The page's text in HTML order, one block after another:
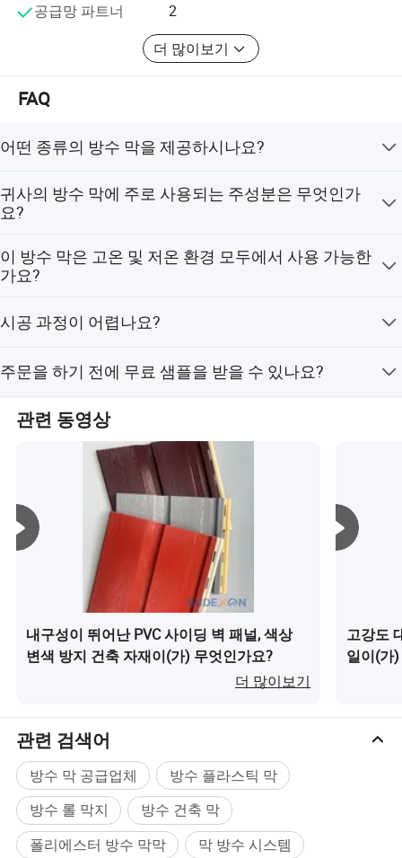
자가 접착성 역청 멤브레인
접착식 비투멘 막은 고무 재질의 폴리머로 개조된 역청(아스팔트)으
로 만들어진 방수 시트 유형입니다.
껍질을 벗기고 스틱을 장착하기만 하면 됩니다.
냉기 사용: 화염, 난방 또는 중장비 불필요 - 민감한 부위 또는 밀폐된
공간에 적합.
유연성: 복잡한 모양과 세부 사항을 맞출 수 있습니다.
코어: 수정된 비트(SBS 또는 앱과 함께 하는 경우가 많음).
SBS 수정 역청 멤브레인
유연성: SBS는 멤브레인 고무와 같은 유연성을 제공하여 건물 이동
또는 을 확장하고 수축할 수 있습니다
균열 없이 온도가 변합니다.
방수:평면 지붕과 지하에서 흔히 사용되는 뛰어난 방수 장벽을 제공
다고 믿습니다. 제품 선택 및 기술 지원부터 애프터세일즈
서비스 및 교육에 이르기까지, 우리는 프로세스의 모든 단
계에서 고객 만족도를 높이기 위해 고객과 긴밀하게 협력
하고 있습니다.
혁신, 신뢰성, 장기적인 파트너십에 의해 추진되는 Buildex
하고 있습니다.
Buildex - 탁월한 구축!
공급망 파트너
2
더 많이보기
FAQ
어떤 종류의 방수 막을 제공하시나요?
의 SBS, APP, EPDM, 그리고 자체 접착형 방수 막을 제공합
니다.
귀사의 방수 막에 주로 사용되는 주성분은 무엇인가
요?
고무로 만들어집니다.
이 방수 막은 고온 및 저온 환경 모두에서 사용 가능한
가요?
운 지역에, APP는 더운 환경에서 더 좋은 성능을 발휘합니
시공 과정이 어렵나요?
으로 시공할 수 있습니다. 저희는 시공에 필요한 모든 안내
또는 온라인 기술 지원을 제공합니다.
주문을 하기 전에 무료 샘플을 받을 수 있나요?
고객의 택배 계정을 통해 지불할 수 있습니다.
관련 동영상
내구성이 뛰어난 PVC 사이딩 벽 패널, 색상
변색 방지 건축 자재이(가) 무엇인가요?
더 많이보기
고강도
일이(가
관련 검색어
방수 막 공급업체
방수 플라스틱 막
방수 롤 막지
방수 건축 막
폴리에스터 방수 막막
막 방수 시스템